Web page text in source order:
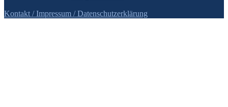
Kontakt / Impressum / Datenschutzerklärung